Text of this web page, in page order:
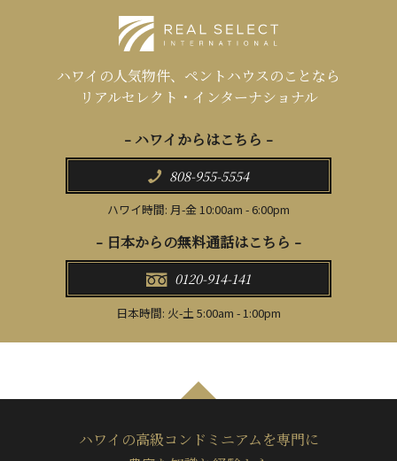
ハワイの人気物件、ペントハウスのことなら
リアルセレクト・インターナショナル
- ハワイからはこちら -
808-955-5554
ハワイ時間: 月-金 10:00am - 6:00pm
- 日本からの無料通話はこちら -
0120-914-141
日本時間: 火-土 5:00am - 1:00pm
ハワイの高級コンドミニアムを専門に